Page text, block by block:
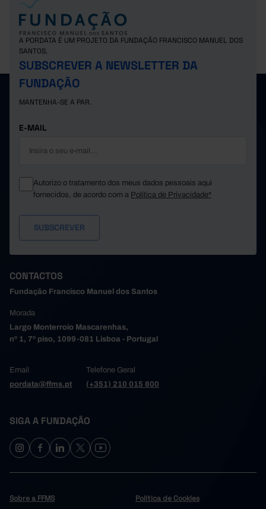
A PORDATA É UM PROJETO DA FUNDAÇÃO FRANCISCO MANUEL DOS
SANTOS.
SUBSCREVER A NEWSLETTER DA
FUNDAÇÃO
MANTENHA-SE A PAR.
E-MAIL
Autorizo o tratamento dos meus dados pessoais aqui
fornecidos, de acordo com a Política de Privacidade*
CONTACTOS
Fundação Francisco Manuel dos Santos
Morada
Largo Monterroio Mascarenhas,
nº 1, 7º piso, 1099-081 Lisboa - Portugal
Email
pordata@ffms.pt
Telefone Geral
(+351) 210 015 800
SIGA A FUNDAÇÃO
Sobre a FFMS Política de Cookies